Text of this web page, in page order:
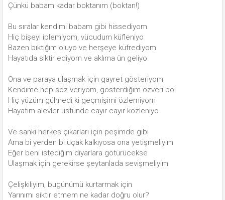
Çünkü babam kadar boktanım (boktan!)
Bu sıralar kendimi babam gibi hissediyom
Hiç bişeyi iplemiyom, vücudum küfleniyo
Bazen bıktığım oluyo ve herşeye küfrediyom
Hayatıda siktir ediyom ve aklıma ün geliyo
Ona ve paraya ulaşmak için gayret gösteriyom
Kendime hep söz veriyom, gösterdiğim özveri bol
Hiç yüzüm gülmedi ki geçmişimi özlemiyom
Hayatım alevler üstünde cayır cayır közleniyo
Ve sanki herkes çıkarları için peşimde gibi
Ama bi yerden bi uçak kalkıyosa ona yetişmeliyim
Eğer beni istediğim diyarlara götürücekse
Ulaşmak için gerekirse şeytanlada sevişmeliyim
Çelişkiliyim, bugünümü kurtarmak için
Yarınımı siktir etmem ne kadar doğru olur?